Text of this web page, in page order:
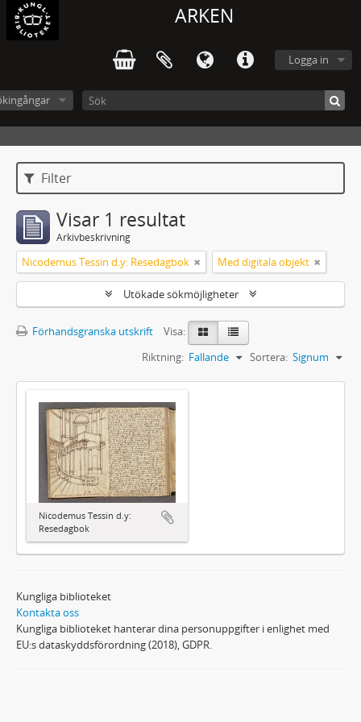
ARKEN
Logga in
Filter
Visar 1 resultat
Arkivbeskrivning
Nicodemus Tessin d.y: Resedagbok Med digitala objekt
Utökade sökmöjligheter
Förhandsgranska utskrift
Visa:
Sortera: Signum
Riktning: Fallande
Nicodemus Tessin d.y:
Resedagbok
Kungliga biblioteket
Kontakta oss
Kungliga biblioteket hanterar dina personuppgifter i enlighet med
EU:s dataskyddsförordning (2018), GDPR.